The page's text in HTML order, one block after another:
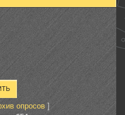
опросов]